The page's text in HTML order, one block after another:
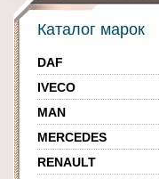
Каталог марок
DAF
IVECO
MAN
MERCEDES
RENAULT